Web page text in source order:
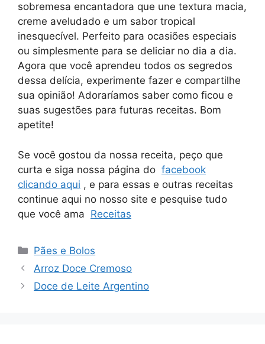
sobremesa encantadora que une textura macia,
creme aveludado e um sabor tropical
inesquecível. Perfeito para ocasiões especiais
ou simplesmente para se deliciar no dia a dia.
Agora que você aprendeu todos os segredos
dessa delícia, experimente fazer e compartilhe
sua opinião! Adoraríamos saber como ficou e
suas sugestões para futuras receitas. Bom
apetite!
Se você gostou da nossa receita, peço que
curta e siga nossa página do facebook
clicando aqui , e para essas e outras receitas
continue aqui no nosso site e pesquise tudo
que você ama Receitas
Categorias
Pães e Bolos
Arroz Doce Cremoso
Doce de Leite Argentino